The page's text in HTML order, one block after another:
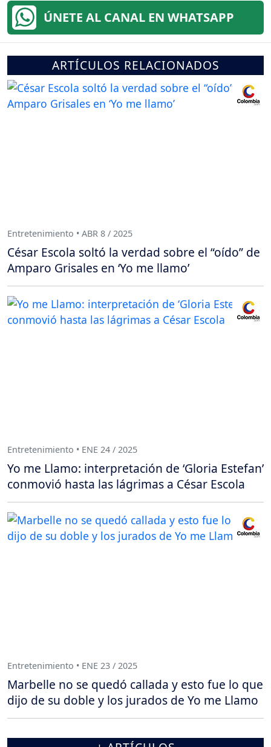
ÚNETE AL CANAL EN WHATSAPP
ARTÍCULOS RELACIONADOS
Entretenimiento • ABR 8 / 2025
César Escola soltó la verdad sobre el “oído” de
Amparo Grisales en ‘Yo me llamo’
Entretenimiento • ENE 24 / 2025
Yo me Llamo: interpretación de ‘Gloria Estefan’
conmovió hasta las lágrimas a César Escola
Entretenimiento • ENE 23 / 2025
Marbelle no se quedó callada y esto fue lo que
dijo de su doble y los jurados de Yo me Llamo